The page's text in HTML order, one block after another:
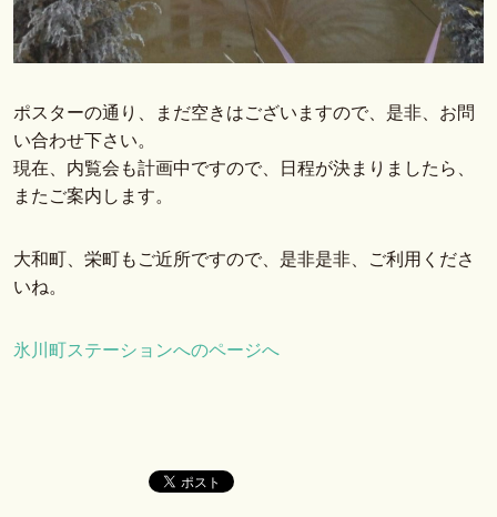
ポスターの通り、まだ空きはございますので、是非、お問
い合わせ下さい。
現在、内覧会も計画中ですので、日程が決まりましたら、
またご案内します。
大和町、栄町もご近所ですので、是非是非、ご利用くださ
いね。
氷川町ステーションへのページへ